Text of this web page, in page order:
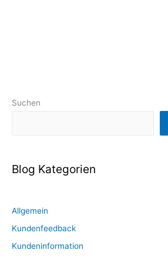
Suchen
Blog Kategorien
Allgemein
Kundenfeedback
Kundeninformation